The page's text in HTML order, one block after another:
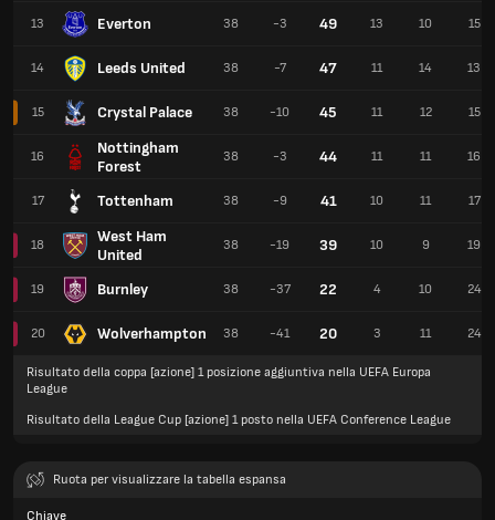
13 Everton
14 Leeds United
15 Crystal Palace
16
Nottingham
Forest
17 Tottenham
18
West Ham
United
19 Burnley
20 Wolverhampton
38 -3 49 13 10 15
38 -7 47 11 14 13
38 -10 45 11 12 15
38 -3 44 11 11 16
38 -9 41 10 11 17
38 -19 39 10 9 19
38 -37 22 4 10 24
38 -41 20 3 11 24
Risultato della coppa [azione] 1 posizione aggiuntiva nella UEFA Europa
League
Risultato della League Cup [azione] 1 posto nella UEFA Conference League
Ruota per visualizzare la tabella espansa
Chiave